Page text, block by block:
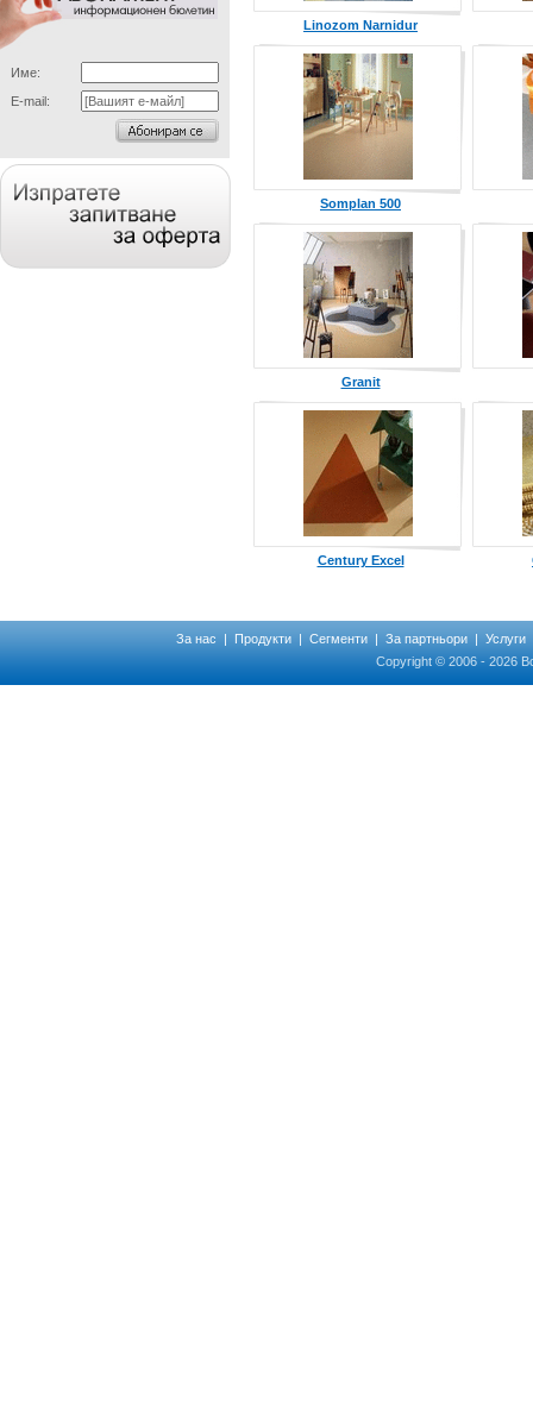
Име:
E-mail:
Linozom Narnidur
Somplan 500
Granit
Century Excel
За нас | Продукти| Сегменти| За партньори| Услуги
Copyright © 2006 - 2026